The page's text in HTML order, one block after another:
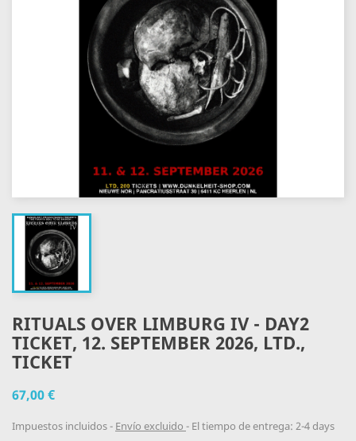
RITUALS OVER LIMBURG IV - DAY2
TICKET, 12. SEPTEMBER 2026, LTD.,
TICKET
67,00 €
Impuestos incluidos Envío excluido El tiempo de entrega: 2-4 days